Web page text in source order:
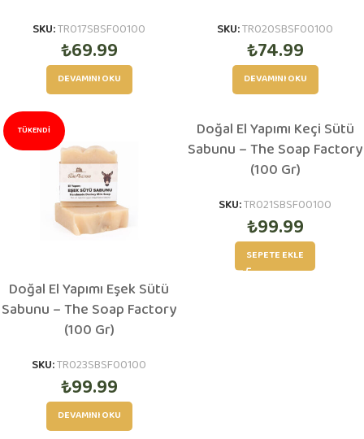
SKU:TR017SBSF00100
₺69.99
DEVAMINI OKU
SKU:TR020SBSF00100
₺74.99
DEVAMINI OKU
TÜKENDI
Doğal El Yapımı Eşek Sütü
Sabunu – The Soap Factory
(100 Gr)
SKU:TR023SBSF00100
₺99.99
DEVAMINI OKU
Doğal El Yapımı Keçi Sütü
Sabunu – The Soap Factory
(100 Gr)
SKU:TR021SBSF00100
₺99.99
SEPETE EKLE